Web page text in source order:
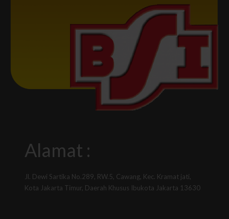
Alamat :
Jl. Dewi Sartika No.289, RW.5, Cawang, Kec. Kramat jati,
Kota Jakarta Timur, Daerah Khusus Ibukota Jakarta 13630